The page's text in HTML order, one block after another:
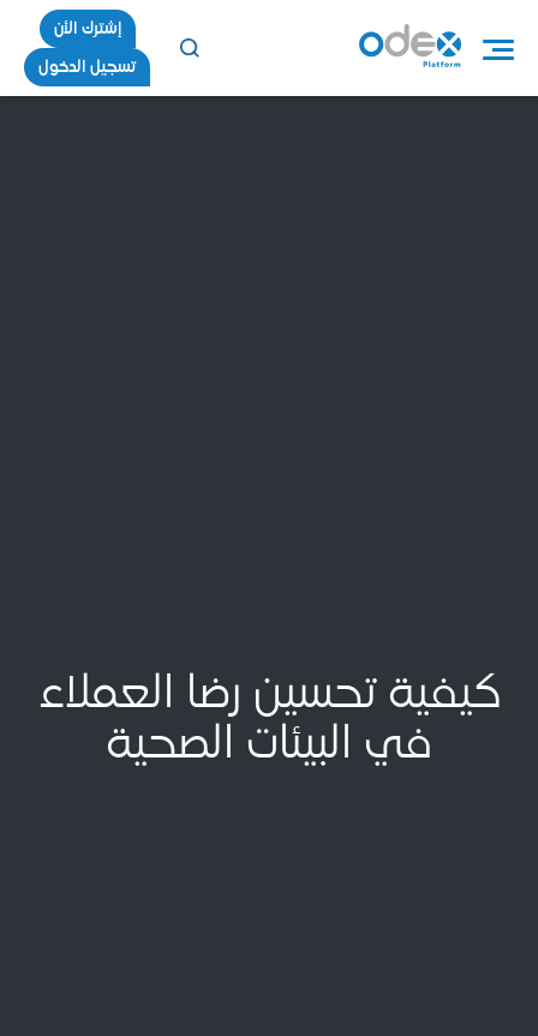
إشترك الأن
تسجيل الدخول
كيفية تحسين رضا العملاء
في البيئات الصحية